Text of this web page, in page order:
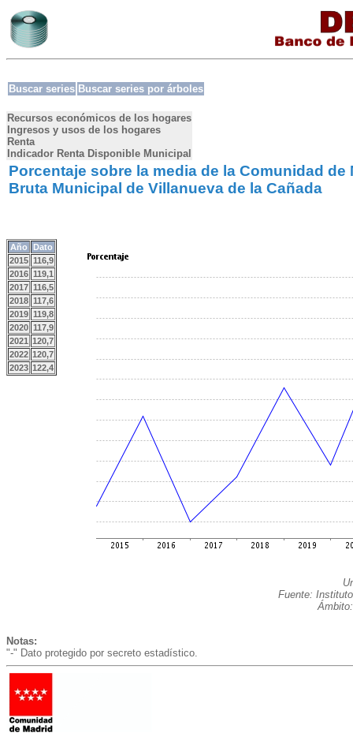
Buscar series Buscar series por árboles
Recursos económicos de los hogares
Ingresos y usos de los hogares
Renta
Indicador Renta Disponible Municipal
Porcentaje sobre la media de la Comunidad
Bruta Municipal de Villanueva de la Cañada
Año
Dato
2015 116,9
2016 119,1
2017 116,5
2018 117,6
2019 119,8
2020 117,9
2021 120,7
2022 120,7
2023 122,4
Fuente:
Notas:
"-" Dato protegido por secreto estadístico.